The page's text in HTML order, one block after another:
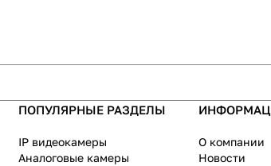
ПОПУЛЯРНЫЕ РАЗДЕЛЫ
IP видеокамеры
Аналоговые камеры
О компании
Новости